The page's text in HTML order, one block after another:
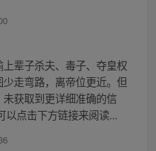
上辈子杀夫、毒子、夺皇权
走弯路，离帝位更近。但
获取到更详细准确的信
以点击下方链接来阅读...